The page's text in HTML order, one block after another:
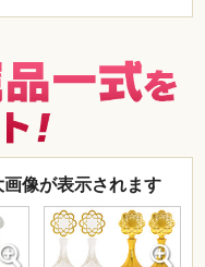
像が表示されます